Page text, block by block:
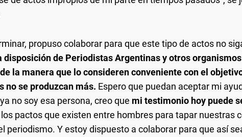
propuso colaborar para que este tipo de actos no
disposición de Periodistas Argentinas y otros
la manera que lo consideren conveniente con el
no se produzcan más. Espero que puedan aceptar mi
no soy esa persona, creo que mi testimonio hoy puede
pactos que existen entre hombres para tapar nuestras
periodismo. Y estoy dispuesto a colaborar para que así